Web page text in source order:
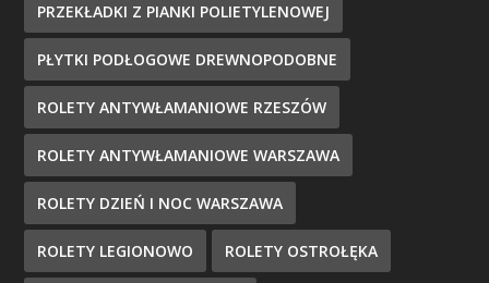
PRZEKŁADKI Z PIANKI POLIETYLENOWEJ
PŁYTKI PODŁOGOWE DREWNOPODOBNE
ROLETY ANTYWŁAMANIOWE RZESZÓW
ROLETY ANTYWŁAMANIOWE WARSZAWA
ROLETY DZIEŃ I NOC WARSZAWA
ROLETY LEGIONOWO ROLETY OSTROŁĘKA